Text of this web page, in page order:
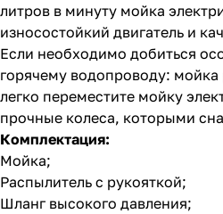
литров в минуту мойка
износостойкий двигатель и
Если необходимо добиться
горячему водопроводу: мойка
легко переместите мойку
прочные колеса, которыми
Комплектация:
Мойка;
Распылитель с рукояткой;
Шланг высокого давления;